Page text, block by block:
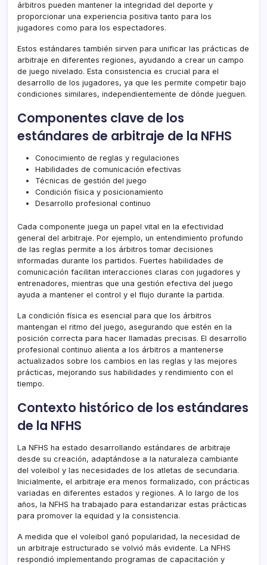
árbitros pueden mantener la integridad del deporte y
proporcionar una experiencia positiva tanto para los
jugadores como para los espectadores.
Estos estándares también sirven para unificar las prácticas de
arbitraje en diferentes regiones, ayudando a crear un campo
de juego nivelado. Esta consistencia es crucial para el
desarrollo de los jugadores, ya que les permite competir bajo
condiciones similares, independientemente de dónde jueguen.
Componentes clave de los
estándares de arbitraje de la NFHS
Conocimiento de reglas y regulaciones
Habilidades de comunicación efectivas
Técnicas de gestión del juego
Condición física y posicionamiento
Desarrollo profesional continuo
Cada componente juega un papel vital en la efectividad
general del arbitraje. Por ejemplo, un entendimiento profundo
de las reglas permite a los árbitros tomar decisiones
informadas durante los partidos. Fuertes habilidades de
comunicación facilitan interacciones claras con jugadores y
entrenadores, mientras que una gestión efectiva del juego
ayuda a mantener el control y el flujo durante la partida.
La condición física es esencial para que los árbitros
mantengan el ritmo del juego, asegurando que estén en la
posición correcta para hacer llamadas precisas. El desarrollo
profesional continuo alienta a los árbitros a mantenerse
actualizados sobre los cambios en las reglas y las mejores
prácticas, mejorando sus habilidades y rendimiento con el
tiempo.
Contexto histórico de los estándares
de la NFHS
La NFHS ha estado desarrollando estándares de arbitraje
desde su creación, adaptándose a la naturaleza cambiante
del voleibol y las necesidades de los atletas de secundaria.
Inicialmente, el arbitraje era menos formalizado, con prácticas
variadas en diferentes estados y regiones. A lo largo de los
años, la NFHS ha trabajado para estandarizar estas prácticas
para promover la equidad y la consistencia.
A medida que el voleibol ganó popularidad, la necesidad de
un arbitraje estructurado se volvió más evidente. La NFHS
respondió implementando programas de capacitación y